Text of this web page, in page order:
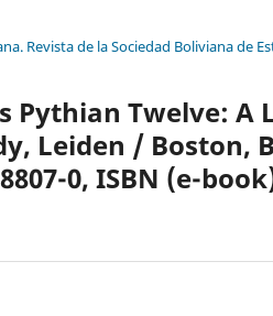
Revista de la Sociedad Boliviana de
Pythian Twelve:
Leiden / Boston,
0, ISBN (e-